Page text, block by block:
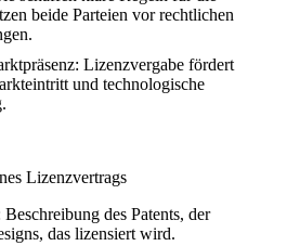
beide Parteien vor rechtlichen
Lizenzvergabe fördert
und technologische
Lizenzvertrags
des Patents, der
das lizensiert wird.